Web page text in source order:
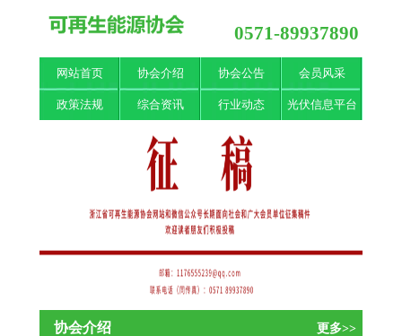
0571-89937890
网站首页 协会介绍 协会公告 会员风采
政策法规 综合资讯 行业动态 光伏信息平台
协会介绍 更多>>